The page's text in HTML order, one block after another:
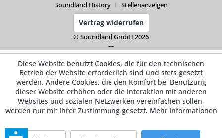
Soundland History
Stellenanzeigen
Vertrag widerrufen
© Soundland GmbH 2026
---
Diese Website benutzt Cookies, die für den technischen
Betrieb der Website erforderlich sind und stets gesetzt
werden. Andere Cookies, die den Komfort bei Benutzung
dieser Website erhöhen oder die Interaktion mit anderen
Websites und sozialen Netzwerken vereinfachen sollen,
werden nur mit Ihrer Zustimmung gesetzt. Mehr Informationen